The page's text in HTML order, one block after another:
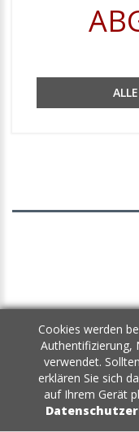
Cookies werden
Authentifizierung,
verwendet.
erklären Sie sich
auf Ihrem Gerät